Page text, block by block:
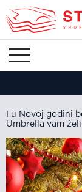
I u Novoj godini
Umbrella vam